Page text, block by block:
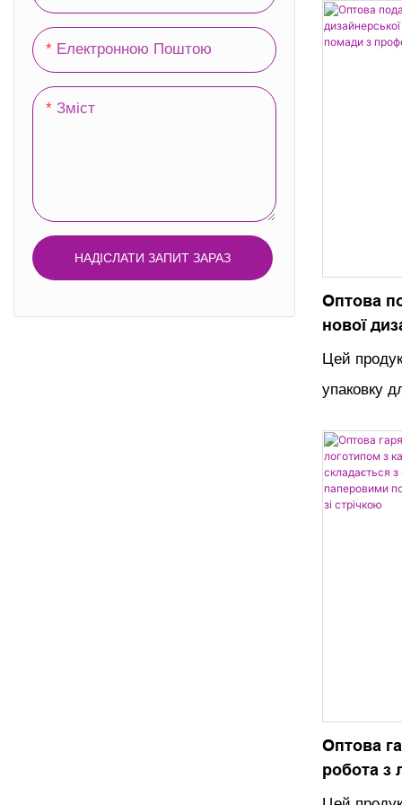
Електронною Поштою
Зміст
НАДІСЛАТИ ЗАПИТ ЗАРАЗ
кришкою
Оптова
нової
Цей
упаковку
кольору,
Оптова
робота з